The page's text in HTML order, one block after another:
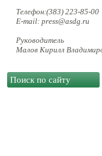
Телефон:(383) 223-85-00
E-mail: press@asdg.ru
Руководитель
Малов Кирилл